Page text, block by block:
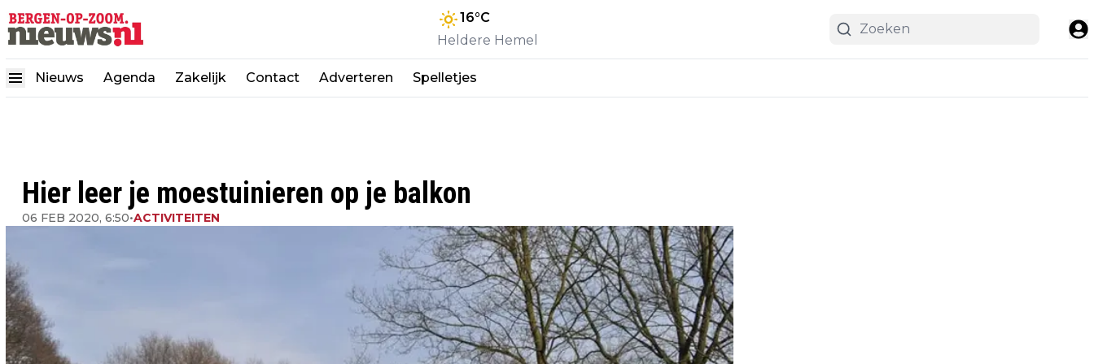
16°C
Heldere Hemel
Nieuws Agenda Zakelijk Contact Adverteren Spelletjes
Hier leer je moestuinieren op je balkon
06 FEB 2020, 6:50•ACTIVITEITEN